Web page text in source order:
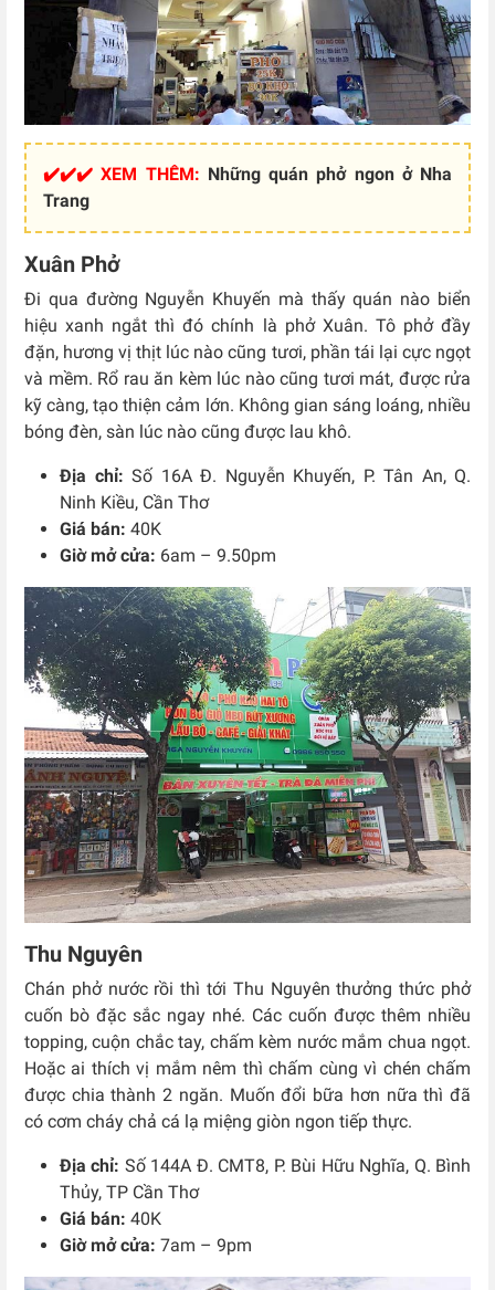
✔️✔️✔️ XEM THÊM: Những quán phở ngon ở Nha
Trang
Xuân Phở
Đi qua đường Nguyễn Khuyến mà thấy quán nào biển
hiệu xanh ngắt thì đó chính là phở Xuân. Tô phở đầy
đặn, hương vị thịt lúc nào cũng tươi, phần tái lại cực ngọt
và mềm. Rổ rau ăn kèm lúc nào cũng tươi mát, được rửa
kỹ càng, tạo thiện cảm lớn. Không gian sáng loáng, nhiều
bóng đèn, sàn lúc nào cũng được lau khô.
Địa chỉ: Số 16A Đ. Nguyễn Khuyến, P. Tân An, Q.
Ninh Kiều, Cần Thơ
Giá bán: 40K
Giờ mở cửa: 6am – 9.50pm
Thu Nguyên
Chán phở nước rồi thì tới Thu Nguyên thưởng thức phở
cuốn bò đặc sắc ngay nhé. Các cuốn được thêm nhiều
topping, cuộn chắc tay, chấm kèm nước mắm chua ngọt.
Hoặc ai thích vị mắm nêm thì chấm cùng vì chén chấm
được chia thành 2 ngăn. Muốn đổi bữa hơn nữa thì đã
có cơm cháy chả cá lạ miệng giòn ngon tiếp thực.
Địa chỉ: Số 144A Đ. CMT8, P. Bùi Hữu Nghĩa, Q. Bình
Thủy, TP Cần Thơ
Giá bán: 40K
Giờ mở cửa: 7am – 9pm